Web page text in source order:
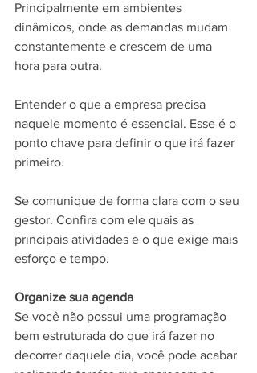
Principalmente em ambientes
dinâmicos, onde as demandas mudam
constantemente e crescem de uma
hora para outra.
Entender o que a empresa precisa
naquele momento é essencial. Esse é o
ponto chave para definir o que irá fazer
primeiro.
Se comunique de forma clara com o seu
gestor. Confira com ele quais as
principais atividades e o que exige mais
esforço e tempo.
Organize sua agenda
Se você não possui uma programação
bem estruturada do que irá fazer no
decorrer daquele dia, você pode acabar